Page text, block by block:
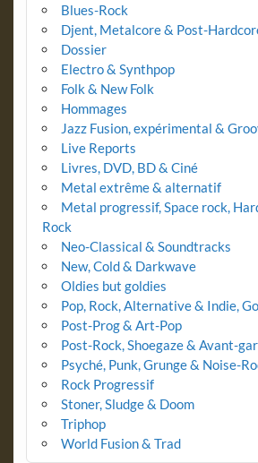
Blues-Rock
Djent, Metalcore & Post-
Dossier
Electro & Synthpop
Folk & New Folk
Hommages
Jazz Fusion, expérimental &
Live Reports
Livres, DVD, BD & Ciné
Metal extrême & alternatif
Metal progressif, Space rock,
Rock
Neo-Classical & Soundtracks
New, Cold & Darkwave
Oldies but goldies
Pop, Rock, Alternative & Indie,
Post-Prog & Art-Pop
Post-Rock, Shoegaze & Avant-
Psyché, Punk, Grunge & Noise-
Rock Progressif
Stoner, Sludge & Doom
Triphop
World Fusion & Trad